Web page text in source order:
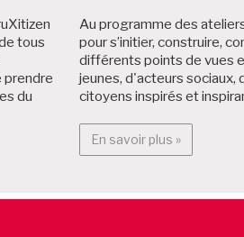
tous
prendre
du
Au programme des
pour s’initier, construire,
différents points de vues
jeunes, d'acteurs sociaux,
citoyens inspirés et
En savoir plus »En savoir